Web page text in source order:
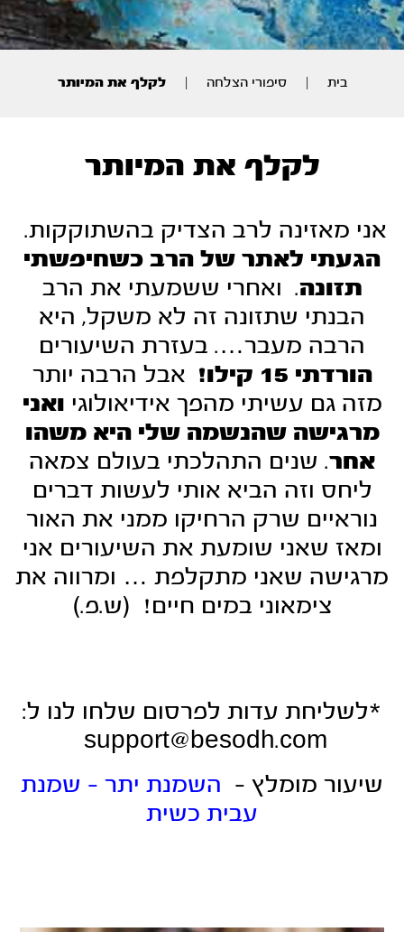
בית סיפורי הצלחה לקלף את המיותר
לקלף את המיותר
אני מאזינה לרב הצדיק בהשתוקקות.
הגעתי לאתר של הרב כשחיפשתי
תזונה. ואחרי ששמעתי את הרב
הבנתי שתזונה זה לא משקל, היא
הרבה מעבר…. בעזרת השיעורים
הורדתי 15 קילו!
אבל הרבה יותר
מזה גם עשיתי מהפך אידיאולוגי ואני
מרגישה שהנשמה שלי היא משהו
אחר. שנים התהלכתי בעולם צמאה
ליחס וזה הביא אותי לעשות דברים
נוראיים שרק הרחיקו ממני את האור
ומאז שאני שומעת את השיעורים אני
מרגישה שאני מתקלפת … ומרווה את
צימאוני במים חיים! (ש.פ.)
*לשליחת עדות לפרסום שלחו לנו ל:
support@besodh.com
שיעור מומלץ - השמנת יתר – שמנת
עבית כשית